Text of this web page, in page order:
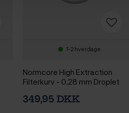
1-2 hverdage
Normcore High Extraction
Filterkurv - 0,28 mm Droplet
349,95 DKK